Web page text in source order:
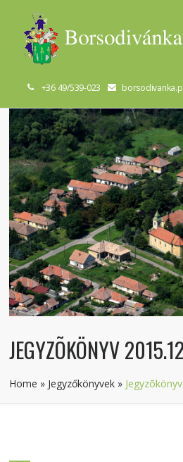
+36 49/539-023
JEGYZÕKÖNYV
Home » Jegyzőkönyvek »